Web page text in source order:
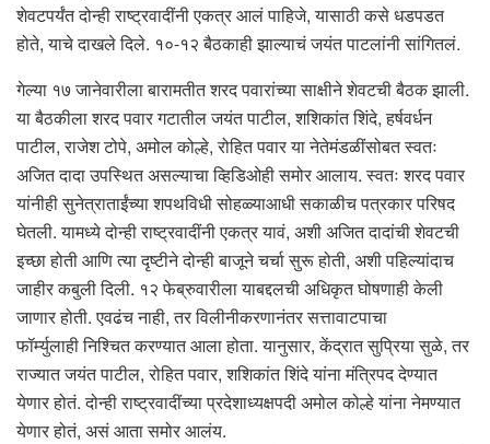
शेवटपर्यंत दोन्ही राष्ट्रवादींनी एकत्र आलं पाहिजे, यासाठी कसे धडपडत
होते, याचे दाखले दिले. १०-१२ बैठकाही झाल्याचं जयंत पाटलांनी सांगितलं.
गेल्या १७ जानेवारीला बारामतीत शरद पवारांच्या साक्षीने शेवटची बैठक झाली.
या बैठकीला शरद पवार गटातील जयंत पाटील, शशिकांत शिंदे, हर्षवर्धन
पाटील, राजेश टोपे, अमोल कोल्हे, रोहित पवार या नेतेमंडळींसोबत स्वतः
अजित दादा उपस्थित असल्याचा व्हिडिओही समोर आलाय. स्वतः शरद पवार
यांनीही सुनेत्राताईंच्या शपथविधी सोहळ्याआधी सकाळीच पत्रकार परिषद
घेतली. यामध्ये दोन्ही राष्ट्रवादींनी एकत्र यावं, अशी अजित दादांची शेवटची
इच्छा होती आणि त्या दृष्टीने दोन्ही बाजूने चर्चा सुरू होती, अशी पहिल्यांदाच
जाहीर कबुली दिली. १२ फेब्रुवारीला याबद्दलची अधिकृत घोषणाही केली
जाणार होती. एवढंच नाही, तर विलीनीकरणानंतर सत्तावाटपाचा
फॉर्म्युलाही निश्चित करण्यात आला होता. यानुसार, केंद्रात सुप्रिया सुळे, तर
राज्यात जयंत पाटील, रोहित पवार, शशिकांत शिंदे यांना मंत्रिपद देण्यात
येणार होतं. दोन्ही राष्ट्रवादींच्या प्रदेशाध्यक्षपदी अमोल कोल्हे यांना नेमण्यात
येणार होतं, असं आता समोर आलंय.